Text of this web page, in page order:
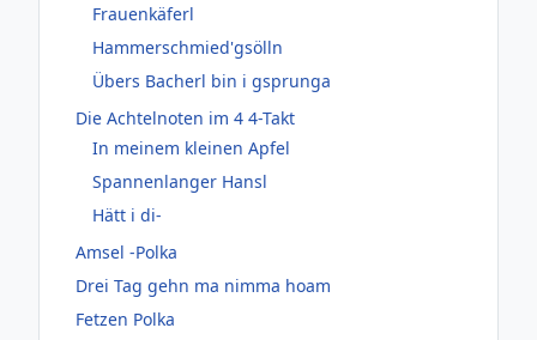
Frauenkäferl
Hammerschmied'gsölln
Übers Bacherl bin i gsprunga
Die Achtelnoten im 4 4-Takt
In meinem kleinen Apfel
Spannenlanger Hansl
Hätt i di-
Amsel -Polka
Drei Tag gehn ma nimma hoam
Fetzen Polka